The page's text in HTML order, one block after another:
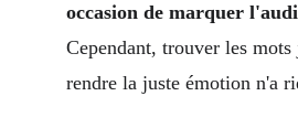
occasion de marquer
Cependant, trouver les mots
rendre la juste émotion n'a